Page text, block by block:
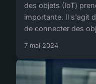
des objets (IoT)
importante. Il s'agit
de connecter des
7 mai 2024